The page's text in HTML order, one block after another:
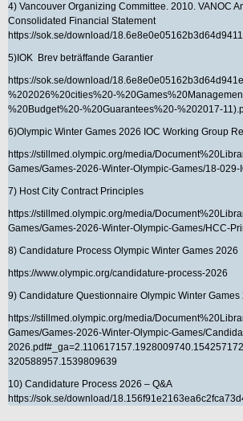
4) Vancouver Organizing Committee. 2010. VANOC
Consolidated Financial Statement
https://sok.se/download/
5)IOK Brev beträffande Garantier
https://sok.se/download/
%202026%20cities%20-
%20Budget%20-%20Guarantees%20-%202017-
6)Olympic Winter Games 2026 IOC Working Group
https://stillmed.olympic.org/media/
Games/Games-2026-Winter-Olympic-Games/18-029-
7) Host City Contract Principles
https://stillmed.olympic.org/media/
Games/Games-2026-Winter-Olympic-Games/HCC-
8) Candidature Process Olympic Winter Games 2026
https://www.olympic.org/candidature-process-2026
9) Candidature Questionnaire Olympic Winter Games
https://stillmed.olympic.org/media/
Games/Games-2026-Winter-Olympic-Games/
320588957.1539809639
10) Candidature Process 2026 – Q&A
https://sok.se/download/